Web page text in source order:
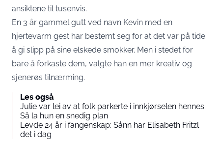
ansiktene til tusenvis.
En 3 år gammel gutt ved navn Kevin med en
hjertevarm gest har bestemt seg for at det var på tide
å gi slipp på sine elskede smokker. Men i stedet for
bare å forkaste dem, valgte han en mer kreativ og
sjenerøs tilnærming.
Les også
Julie var lei av at folk parkerte i innkjørselen hennes:
Så la hun en snedig plan
Levde 24 år i fangenskap: Sånn har Elisabeth Fritzl
det i dag